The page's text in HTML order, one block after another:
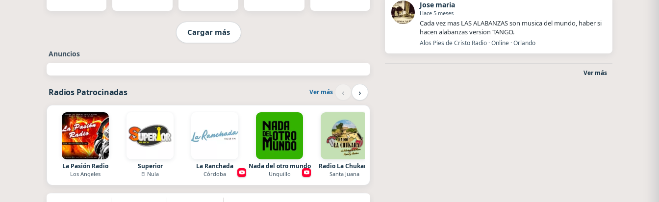
Cargar más
Anuncios
Radios Patrocinadas Ver más ‹ ›
La Pasión Radio
Los Angeles
Superior
El Nula
La Ranchada
Córdoba
Nada del otro mundo
Unquillo
Radio La Chukara
Santa Juana
Jose maria
Hace 5 meses
Cada vez mas LAS ALABANZAS son musica del mundo, haber si
hacen alabanzas version TANGO.
Alos Pies de Cristo Radio · Online · Orlando
Ver más